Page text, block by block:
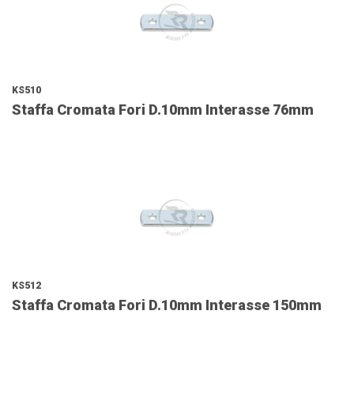
KS510
Staffa Cromata Fori D.10mm Interasse 76mm
KS512
Staffa Cromata Fori D.10mm Interasse 150mm